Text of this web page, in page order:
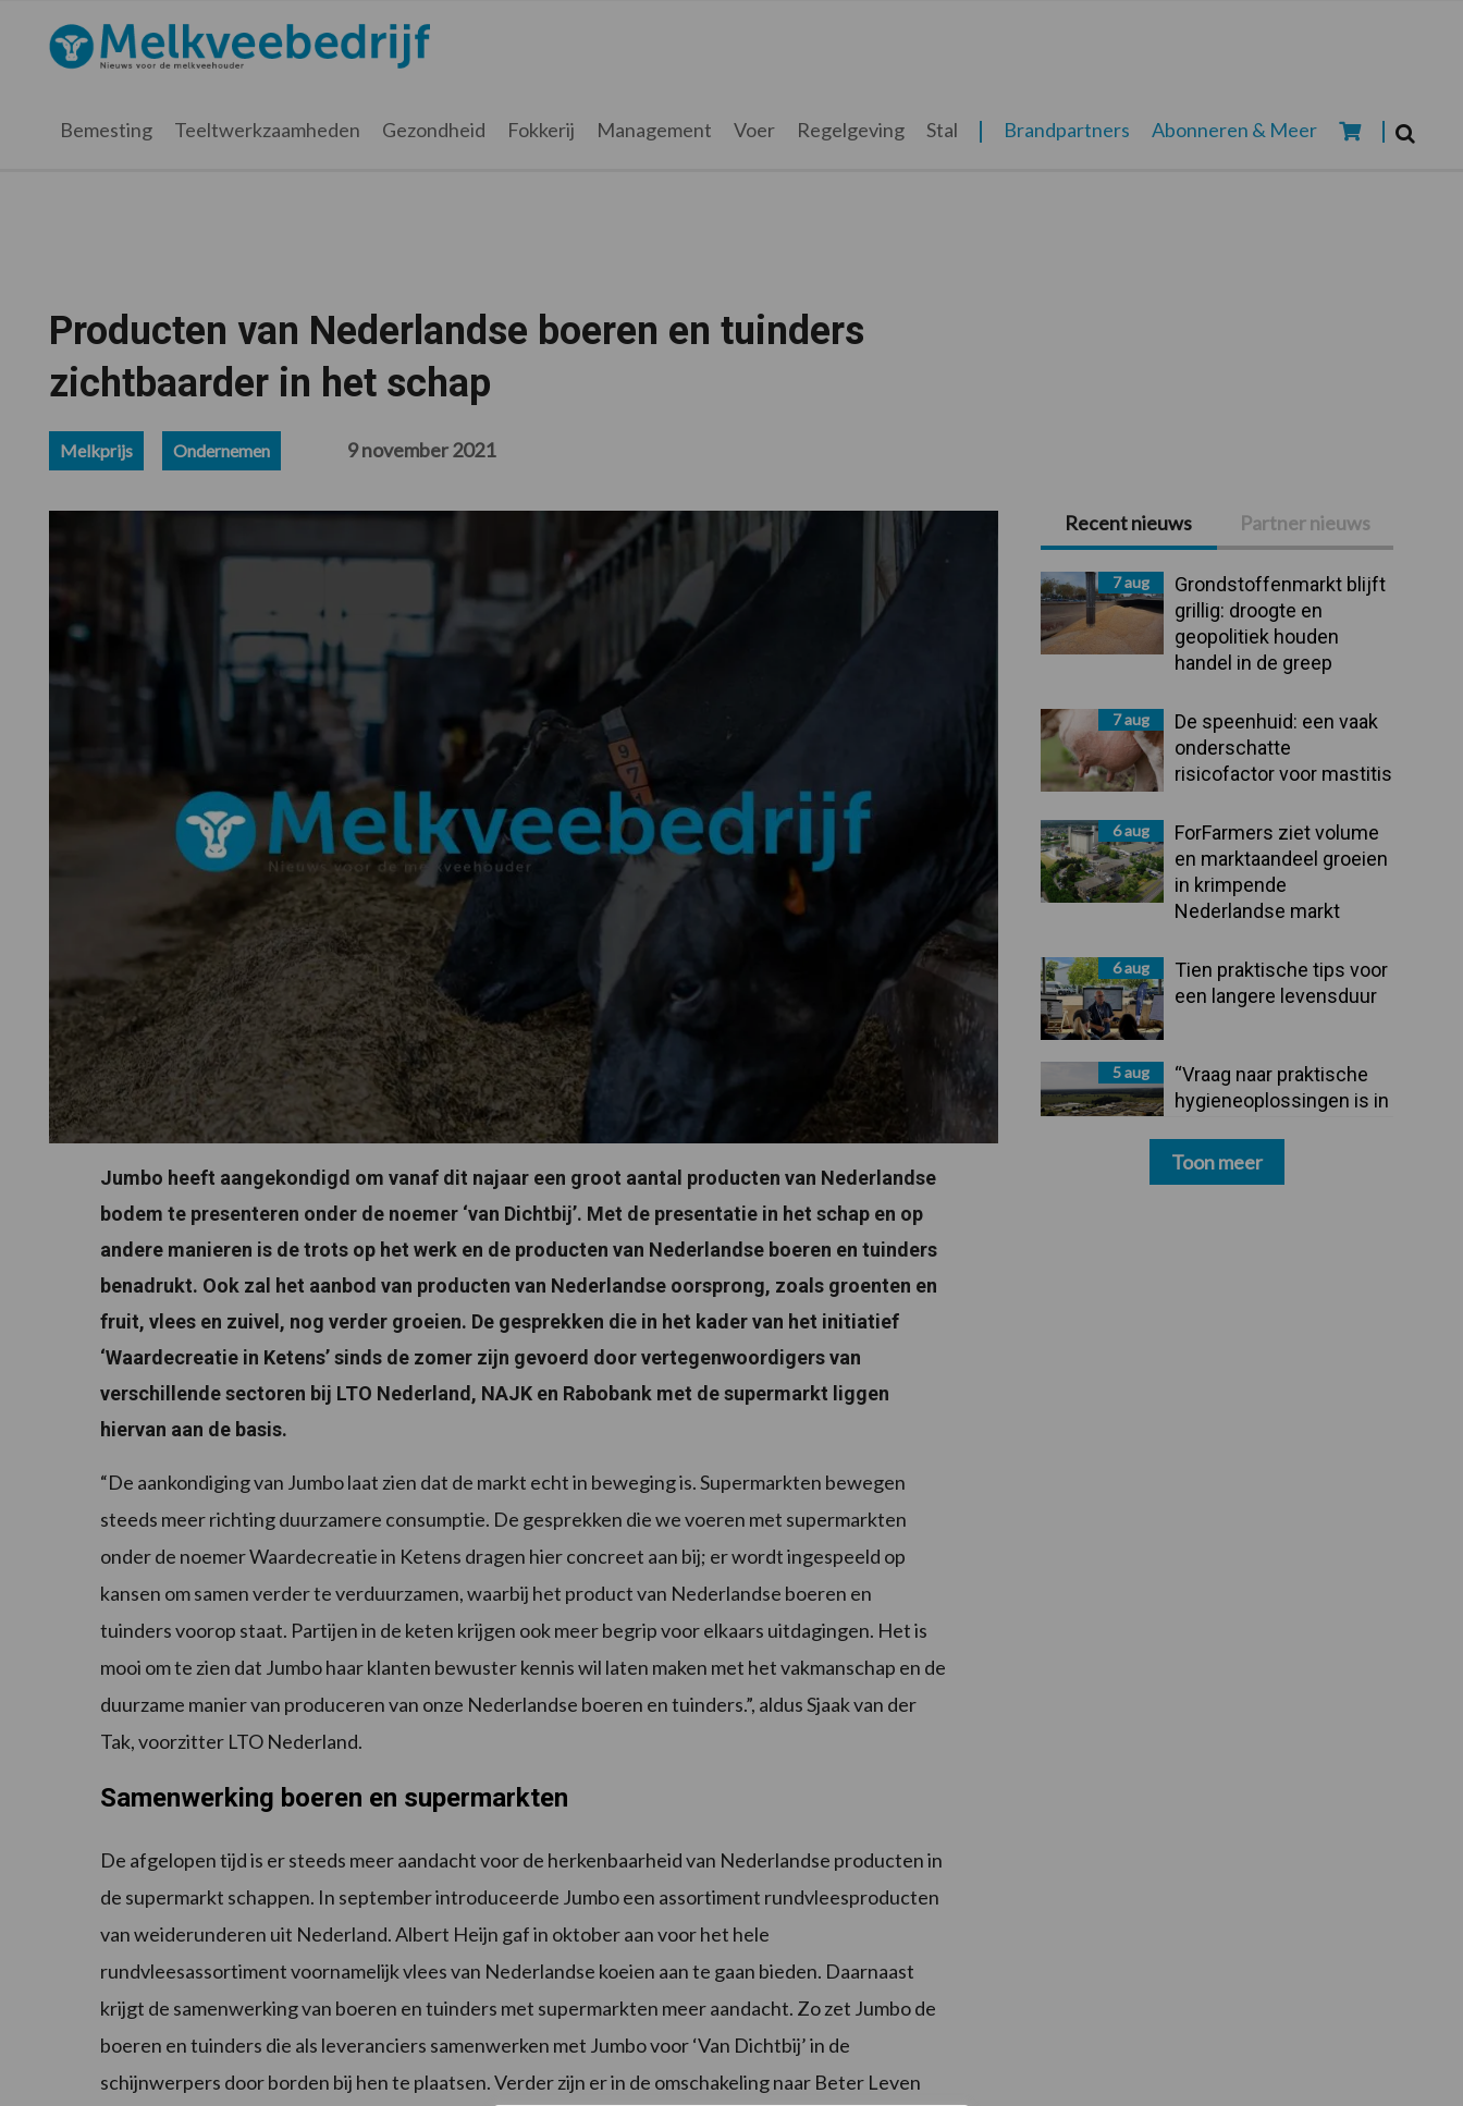
hoofdnavigatie
hoofd
eerste
voettekst
Melkveebedrijf.nl
Bemesting Teeltwerkzaamheden Gezondheid Fokkerij Management Voer Regelgeving Stal Brandpartners Abonneren & Meer
Producten van Nederlandse boeren en tuinders
zichtbaarder in het schap
Melkprijs Ondernemen 9 november 2021
Jumbo heeft aangekondigd om vanaf dit najaar een groot aantal producten van Nederlandse
bodem te presenteren onder de noemer ‘van Dichtbij’. Met de presentatie in het schap en op
andere manieren is de trots op het werk en de producten van Nederlandse boeren en tuinders
benadrukt. Ook zal het aanbod van producten van Nederlandse oorsprong, zoals groenten en
fruit, vlees en zuivel, nog verder groeien. De gesprekken die in het kader van het initiatief
‘Waardecreatie in Ketens’ sinds de zomer zijn gevoerd door vertegenwoordigers van
verschillende sectoren bij LTO Nederland, NAJK en Rabobank met de supermarkt liggen
hiervan aan de basis.
“De aankondiging van Jumbo laat zien dat de markt echt in beweging is. Supermarkten bewegen
steeds meer richting duurzamere consumptie. De gesprekken die we voeren met supermarkten
onder de noemer Waardecreatie in Ketens dragen hier concreet aan bij; er wordt ingespeeld op
kansen om samen verder te verduurzamen, waarbij het product van Nederlandse boeren en
tuinders voorop staat. Partijen in de keten krijgen ook meer begrip voor elkaars uitdagingen. Het is
mooi om te zien dat Jumbo haar klanten bewuster kennis wil laten maken met het vakmanschap en de
duurzame manier van produceren van onze Nederlandse boeren en tuinders.”, aldus Sjaak van der
Tak, voorzitter LTO Nederland.
Samenwerking boeren en supermarkten
De afgelopen tijd is er steeds meer aandacht voor de herkenbaarheid van Nederlandse producten in
de supermarkt schappen. In september introduceerde Jumbo een assortiment rundvleesproducten
van weiderunderen uit Nederland. Albert Heijn gaf in oktober aan voor het hele
rundvleesassortiment voornamelijk vlees van Nederlandse koeien aan te gaan bieden. Daarnaast
krijgt de samenwerking van boeren en tuinders met supermarkten meer aandacht. Zo zet Jumbo de
boeren en tuinders die als leveranciers samenwerken met Jumbo voor ‘Van Dichtbij’ in de
schijnwerpers door borden bij hen te plaatsen. Verder zijn er in de omschakeling naar Beter Leven
Primaire
Sidebar
Recent nieuws Partner nieuws
7 aug
Grondstoffenmarkt blijft
grillig: droogte en
geopolitiek houden
handel in de greep
7 aug
De speenhuid: een vaak
onderschatte
risicofactor voor mastitis
6 aug
ForFarmers ziet volume
en marktaandeel groeien
in krimpende
Nederlandse markt
6 aug
Tien praktische tips voor
een langere levensduur
5 aug
“Vraag naar praktische
hygieneoplossingen is in
Toon meer